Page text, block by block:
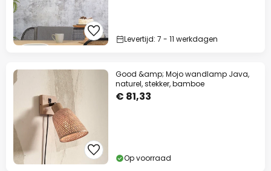
Levertijd: 7 - 11 werkdagen
Good &amp; Mojo wandlamp Java,
naturel, stekker, bamboe
€ 81,33
Op voorraad